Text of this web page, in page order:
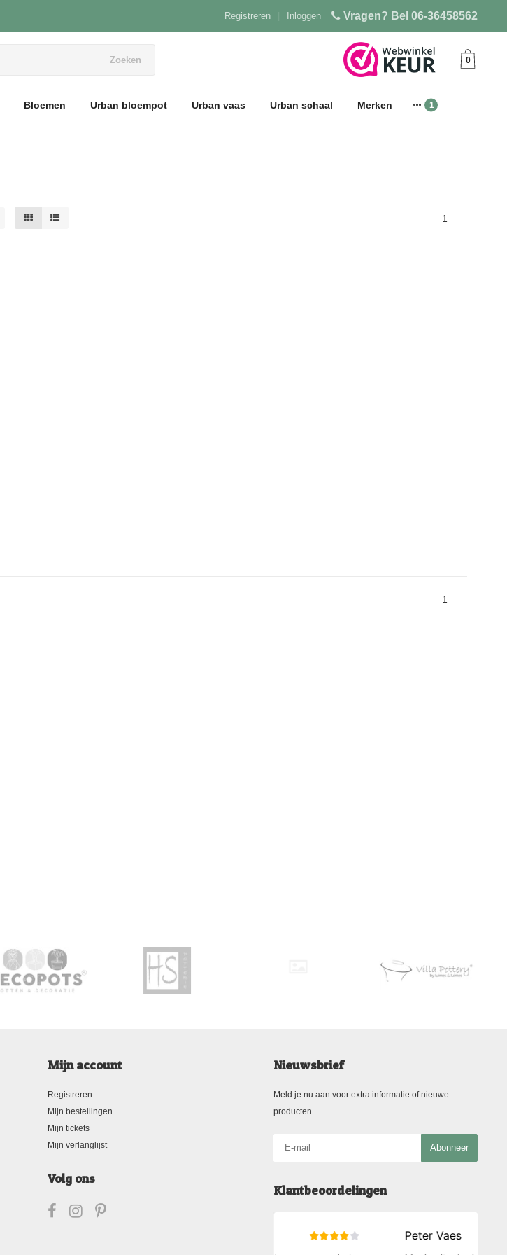
Vragen? Bel 06-36458562
Inloggen
Registreren
Zoeken 0
Bloemen Urban bloempot Urban vaas Urban schaal Merken
1
1
Mijn account
Registreren
Mijn bestellingen
Mijn tickets
Mijn verlanglijst
Volg ons
Nieuwsbrief
Meld je nu aan voor extra informatie of nieuwe
producten
Abonneer
Klantbeoordelingen